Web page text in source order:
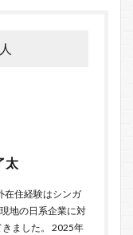
太
在住経験はシンガ
地の日系企業に対
ました。 2025年